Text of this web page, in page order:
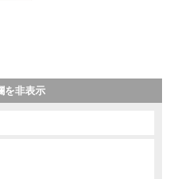
を非表示